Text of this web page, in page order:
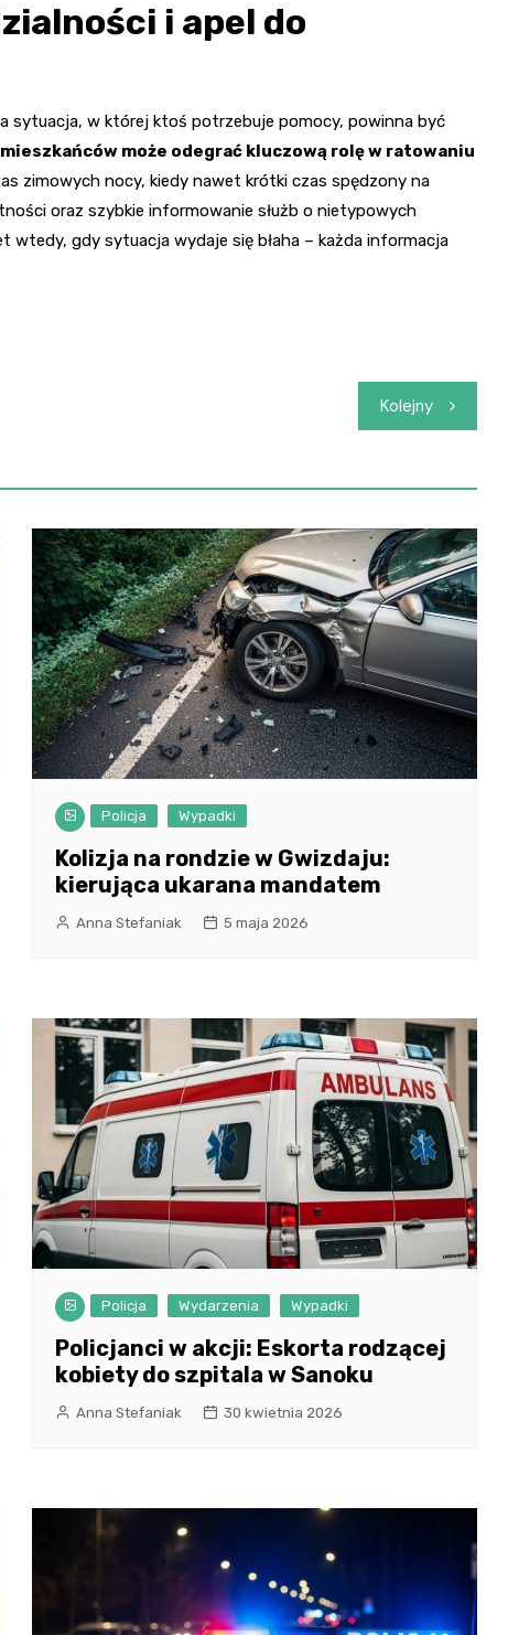
i apel do
sytuacja, w której ktoś potrzebuje pomocy, powinna być
może odegrać kluczową rolę w ratowaniu
zimowych nocy, kiedy nawet krótki czas spędzony na
oraz szybkie informowanie służb o nietypowych
wtedy, gdy sytuacja wydaje się błaha – każda informacja
Kolejny
Policja Wypadki
Kolizja na rondzie w Gwizdaju:
kierująca ukarana mandatem
Anna Stefaniak 5 maja 2026
Policja Wydarzenia Wypadki
Policjanci w akcji: Eskorta rodzącej
kobiety do szpitala w Sanoku
Anna Stefaniak 30 kwietnia 2026